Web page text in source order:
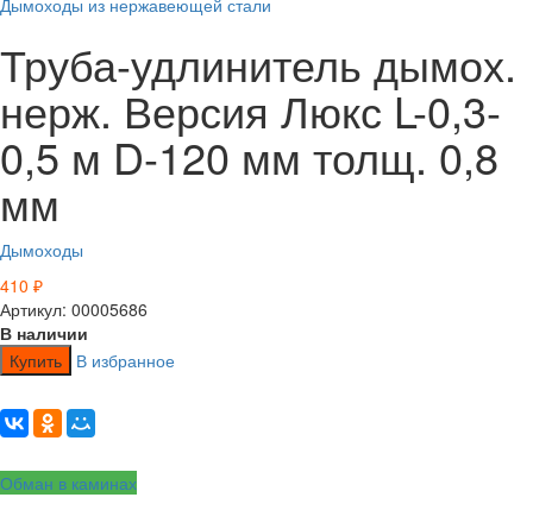
Труба-удлинитель дымох.
нерж. Версия Люкс L-0,3-
0,5 м D-120 мм толщ. 0,8
мм
Дымоходы
410 ₽
Артикул: 00005686
В наличии
Купить
В избранное
Обман в каминах